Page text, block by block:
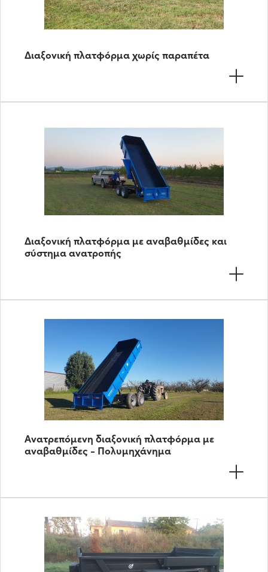
Διαξονική πλατφόρμα χωρίς παραπέτα
Διαξονική πλατφόρμα με αναβαθμίδες και
σύστημα ανατροπής
Ανατρεπόμενη διαξονική πλατφόρμα με
αναβαθμίδες - Πολυμηχάνημα